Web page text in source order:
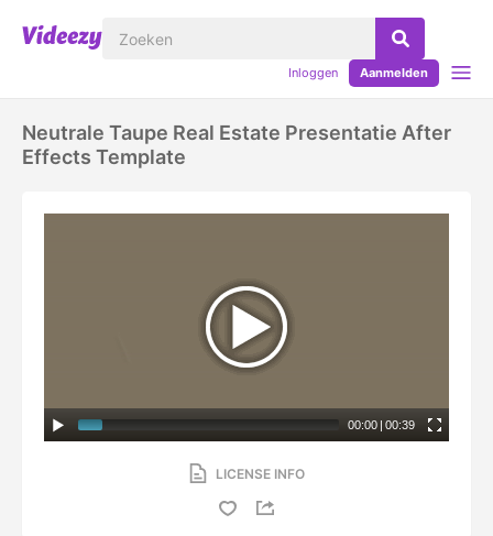
Inloggen Aanmelden
Neutrale Taupe Real Estate Presentatie After
Effects Template
00:00 | 00:39
LICENSE INFO